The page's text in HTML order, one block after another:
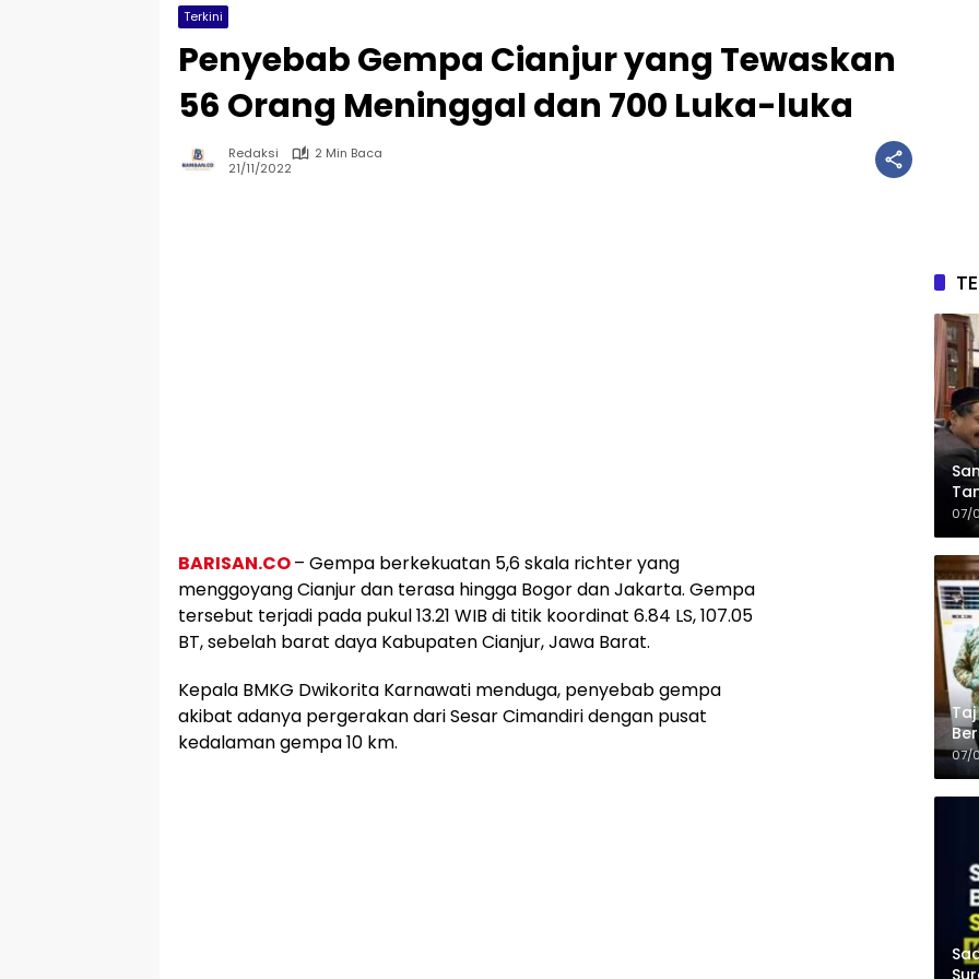
Terkini
Penyebab Gempa Cianjur yang Tewaskan
56 Orang Meninggal dan 700 Luka-luka
Redaksi
2 Min Baca
21/11/2022
BARISAN.CO– Gempa berkekuatan 5,6 skala richter yang
menggoyang Cianjur dan terasa hingga Bogor dan Jakarta. Gempa
tersebut terjadi pada pukul 13.21 WIB di titik koordinat 6.84 LS, 107.05
BT, sebelah barat daya Kabupaten Cianjur, Jawa Barat.
Kepala BMKG Dwikorita Karnawati menduga, penyebab gempa
akibat adanya pergerakan dari Sesar Cimandiri dengan pusat
kedalaman gempa 10 km.
07/
07/